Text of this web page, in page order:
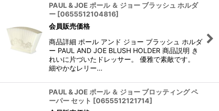
PAUL & JOE ポール ＆ ジョー ブラッシュ ホルダ
ー [0655512104816]
会員販売価格
商品詳細 ポール アンド ジョー ブラッシュ ホルダ
ー PAUL AND JOE BLUSH HOLDER 商品説明 き
れいに片づいたドレッサー。 優雅で素敵です。
細やかなレリー…
PAUL & JOE ポール ＆ ジョー ブロッティング ペ
ーパー セット [0655512121714]